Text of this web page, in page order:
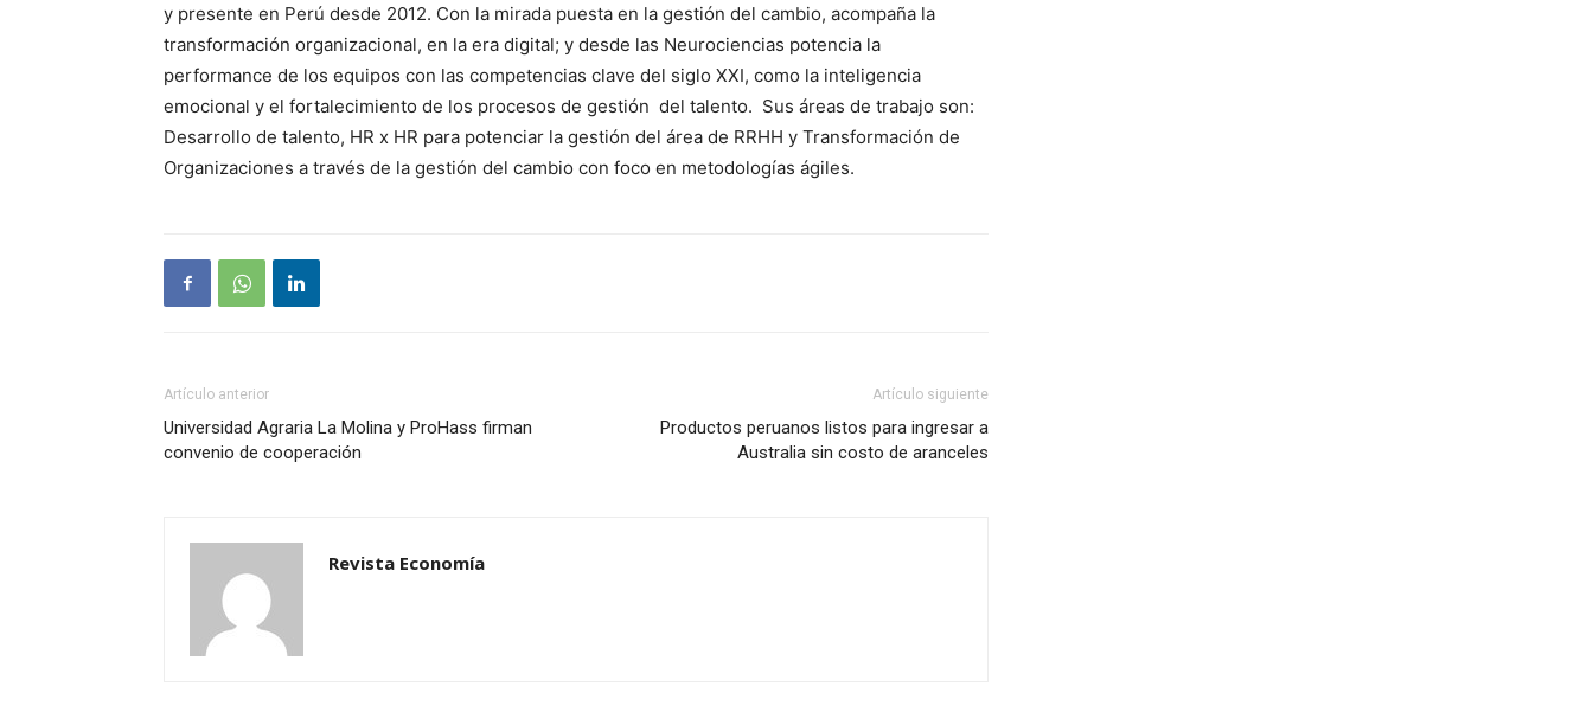
y presente en Perú desde 2012. Con la mirada puesta en la gestión del cambio, acompaña la
transformación organizacional, en la era digital; y desde las Neurociencias potencia la
performance de los equipos con las competencias clave del siglo XXI, como la inteligencia
emocional y el fortalecimiento de los procesos de gestión del talento. Sus áreas de trabajo son:
Desarrollo de talento, HR x HR para potenciar la gestión del área de RRHH y Transformación de
Organizaciones a través de la gestión del cambio con foco en metodologías ágiles.
Artículo anterior
Universidad Agraria La Molina y ProHass firman
convenio de cooperación
Artículo siguiente
Productos peruanos listos para ingresar a
Australia sin costo de aranceles
Revista Economía